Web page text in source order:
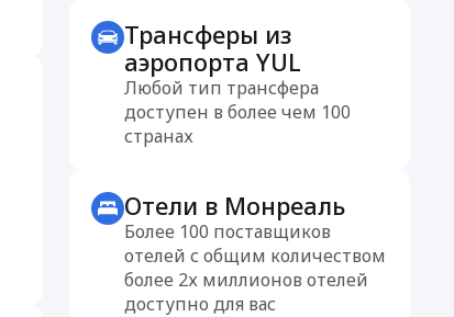
Трансферы из
аэропорта YUL
Любой тип трансфера
доступен в более чем 100
странах
Отели в Монреаль
Более 100 поставщиков
отелей с общим количеством
более 2х миллионов отелей
доступно для вас